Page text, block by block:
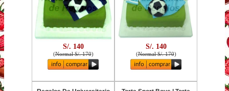
S/. 140
(Normal S/. 170)
S/. 140
(Normal S/. 170)